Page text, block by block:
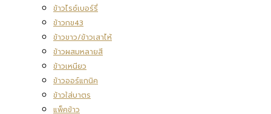
ข้าวไรซ์เบอร์รี่
ข้าวกข43
ข้าวขาว/ข้าวเสาไห้
ข้าวผสมหลายสี
ข้าวเหนียว
ข้าวออร์แกนิค
ข้าวใส่บาตร
แพ็คข้าว